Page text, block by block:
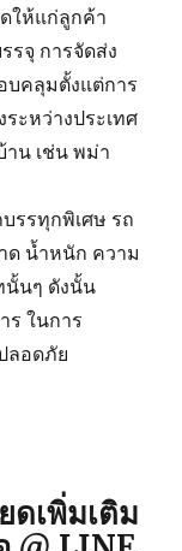
ให้แก่ลูกค้า
รจุ การจัดส่ง
บคลุมตั้งแต่การ
ะหว่างประเทศ
น เช่น พม่า
รรทุกพิเศษ รถ
ด น้ำหนัก ความ
นั้นๆ ดังนั้น
ร ในการ
ลอดภัย
ดเพิ่มเติม